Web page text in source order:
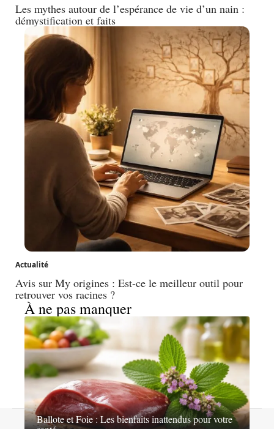
Les mythes autour de l’espérance de vie d’un nain :
démystification et faits
Actualité
Avis sur My origines : Est-ce le meilleur outil pour
retrouver vos racines ?
À ne pas manquer
Ballote et Foie : Les bienfaits inattendus pour votre
Contact Mentions légales Sitemap